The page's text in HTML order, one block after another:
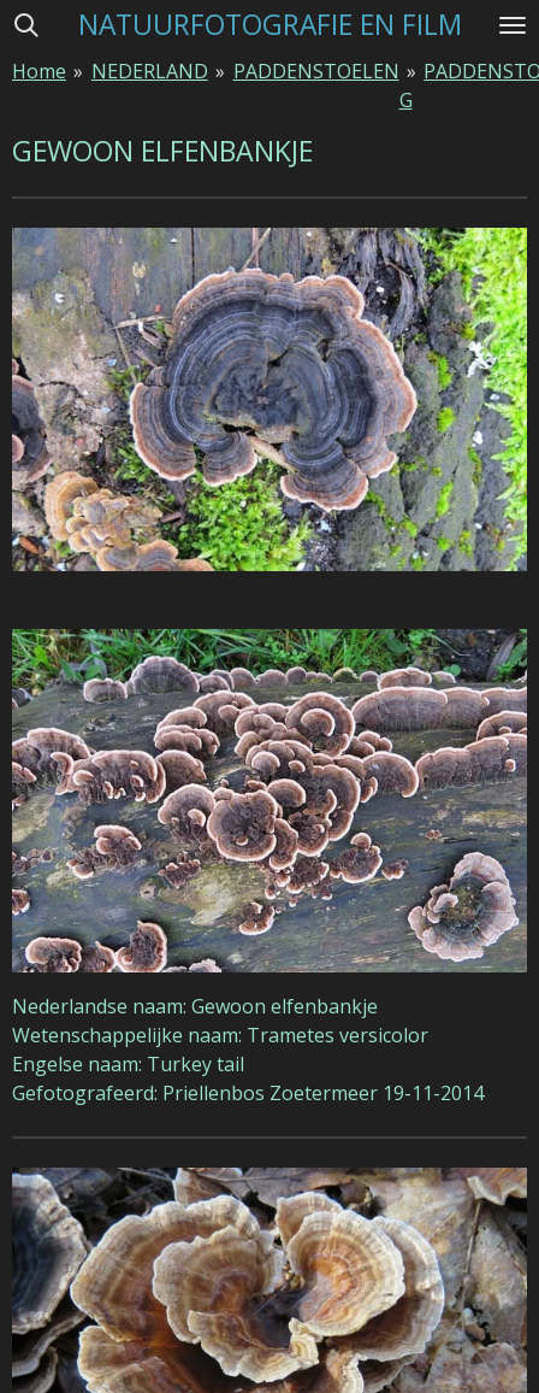
Ga
naar
hoofdinhoud
NATUURFOTOGRAFIE EN FILM
Home » NEDERLAND » PADDENSTOELEN »
G
GEWOON ELFENBANKJE
Nederlandse naam: Gewoon elfenbankje
Wetenschappelijke naam: Trametes versicolor
Engelse naam: Turkey tail
Gefotografeerd: Priellenbos Zoetermeer 19-11-2014